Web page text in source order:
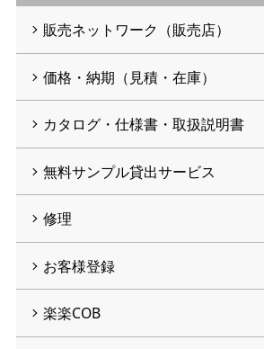
販売ネットワーク（販売店）
価格・納期（見積・在庫）
カタログ・仕様書・取扱説明書
無料サンプル貸出サービス
修理
お客様登録
楽楽COB